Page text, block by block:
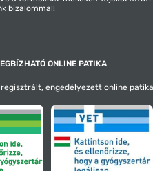
bizalommal!
ONLINE PATIKA
regisztrált, engedélyezett online